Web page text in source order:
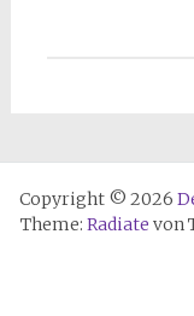
Copyright © 2026
Theme: Radiate von